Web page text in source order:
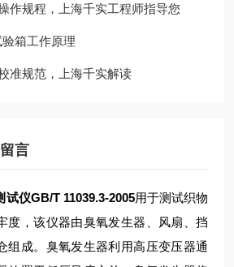
作规程，上海千实工程师指导您
箱工作原理
准规范，上海千实解读
言
试仪GB/T 11039.3-2005用于测试织物
度，该仪器由臭氧发生器、风扇、挡
组成。臭氧发生器利用高压变压器通